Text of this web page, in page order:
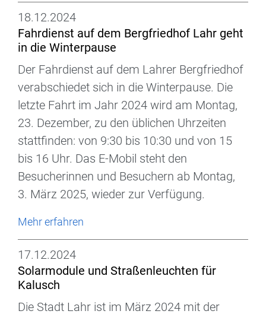
18.12.2024
Fahrdienst auf dem Bergfriedhof Lahr geht
in die Winterpause
Der Fahrdienst auf dem Lahrer Bergfriedhof
verabschiedet sich in die Winterpause. Die
letzte Fahrt im Jahr 2024 wird am Montag,
23. Dezember, zu den üblichen Uhrzeiten
stattfinden: von 9:30 bis 10:30 und von 15
bis 16 Uhr. Das E-Mobil steht den
Besucherinnen und Besuchern ab Montag,
3. März 2025, wieder zur Verfügung.
Mehr erfahren
17.12.2024
Solarmodule und Straßenleuchten für
Kalusch
Die Stadt Lahr ist im März 2024 mit der